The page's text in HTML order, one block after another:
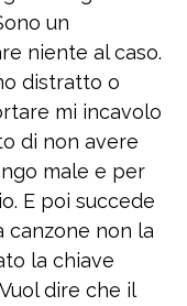
un
niente al caso.
distratto o
mi incavolo
di non avere
male e per
E poi succede
canzone non la
la chiave
dire che il